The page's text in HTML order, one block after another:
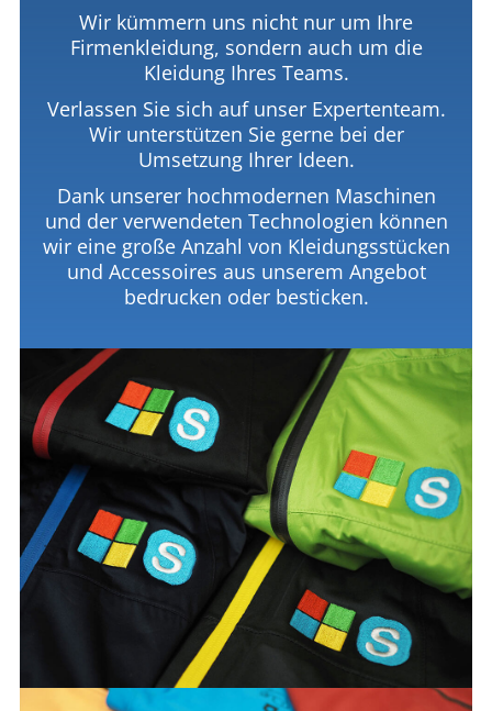
Wir kümmern uns nicht nur um Ihre
Firmenkleidung, sondern auch um die
Kleidung Ihres Teams.
Verlassen Sie sich auf unser Expertenteam.
Wir unterstützen Sie gerne bei der
Umsetzung Ihrer Ideen.
Dank unserer hochmodernen Maschinen
und der verwendeten Technologien können
wir eine große Anzahl von Kleidungsstücken
und Accessoires aus unserem Angebot
bedrucken oder besticken.